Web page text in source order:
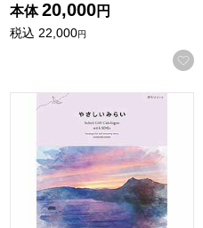
気に入りに登録する
本体 20,000円
税込 22,000円
カタログギフト】【贈りもの
やさしいみらい きらり【カ